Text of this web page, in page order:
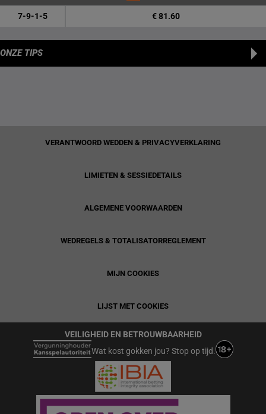
7-9-1-5 € 81.60
ONZE TIPS
VERANTWOORD WEDDEN & PRIVACYVERKLARING
LIMIETEN & SESSIEDETAILS
ALGEMENE VOORWAARDEN
WEDREGELS & TOTALISATORREGLEMENT
MIJN COOKIES
LIJST MET COOKIES
VEILIGHEID EN BETROUWBAARHEID
Wat kost gokken jou? Stop op tijd.